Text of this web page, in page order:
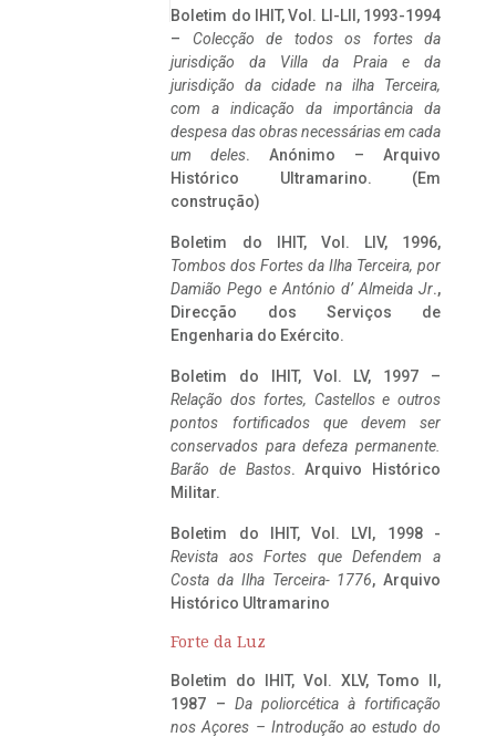
Boletim do IHIT, Vol. LI-LII, 1993-1994
– Colecção de todos os fortes da
jurisdição da Villa da Praia e da
jurisdição da cidade na ilha Terceira,
com a indicação da importância da
despesa das obras necessárias em cada
um deles. Anónimo – Arquivo
Histórico Ultramarino. (Em
construção)
Boletim do IHIT, Vol. LIV, 1996,
Tombos dos Fortes da Ilha Terceira, por
Damião Pego e António d’ Almeida Jr.,
Direcção dos Serviços de
Engenharia do Exército.
Boletim do IHIT, Vol. LV, 1997 –
Relação dos fortes, Castellos e outros
pontos fortificados que devem ser
conservados para defeza permanente.
Barão de Bastos. Arquivo Histórico
Militar.
Boletim do IHIT, Vol. LVI, 1998 -
Revista aos Fortes que Defendem a
Costa da Ilha Terceira- 1776, Arquivo
Histórico Ultramarino
Forte da Luz
Boletim do IHIT, Vol. XLV, Tomo II,
1987 – Da poliorcética à fortificação
nos Açores – Introdução ao estudo do